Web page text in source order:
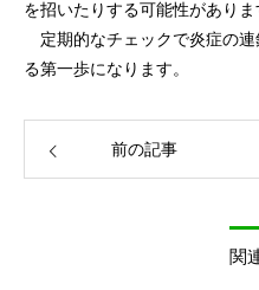
を招いたりする可能性がありま
定期的なチェックで炎症の
る第一歩になります。
前の記事
関